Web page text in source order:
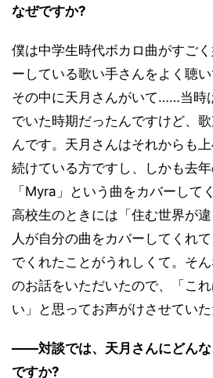
なぜですか?
僕は中学生時代ボカロ曲がすご
ーしている歌い手さんをよく聴い
その中に天月さんがいて……当時
でいた時期だったんですけど、
んです。天月さんはそれからも
続けている方ですし、しかも去
「Myra」という曲をカバーして
高校生のときには「住む世界が
人が自分の曲をカバーしてくれ
でくれたことがうれしくて。そ
のお話をいただいたので、「こ
い」と思ってお声がけさせていた
――対談では、天月さんにどんな
ですか?